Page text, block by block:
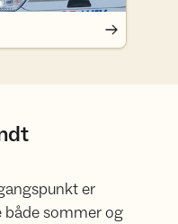
er
både sommer og